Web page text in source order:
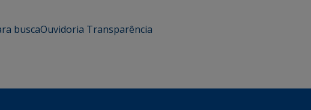
buscaOuvidoria Transparência